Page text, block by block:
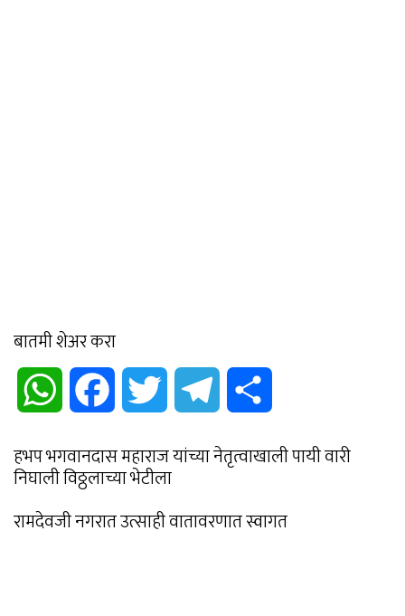
बातमी शेअर करा
WhatsApp Facebook Twitter Telegram
हभप भगवानदास महाराज यांच्या नेतृत्वाखाली पायी वारी
निघाली विठ्ठलाच्या भेटीला
रामदेवजी नगरात उत्साही वातावरणात स्वागत